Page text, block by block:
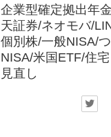
企業型確定拠出年
天証券/ネオモバ/
個別株/一般NISA/
NISA/米国ETF/住
見直し